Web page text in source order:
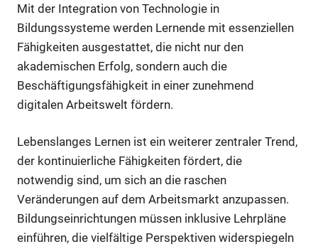
Mit der Integration von Technologie in
Bildungssysteme werden Lernende mit essenziellen
Fähigkeiten ausgestattet, die nicht nur den
akademischen Erfolg, sondern auch die
Beschäftigungsfähigkeit in einer zunehmend
digitalen Arbeitswelt fördern.
Lebenslanges Lernen ist ein weiterer zentraler Trend,
der kontinuierliche Fähigkeiten fördert, die
notwendig sind, um sich an die raschen
Veränderungen auf dem Arbeitsmarkt anzupassen.
Bildungseinrichtungen müssen inklusive Lehrpläne
einführen, die vielfältige Perspektiven widerspiegeln